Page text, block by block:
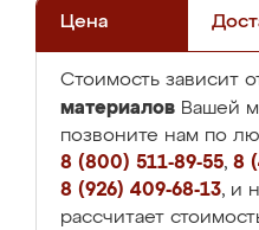
Цена
Стоимость зависит
материалов Вашей
позвоните нам по
8 (800) 511-89-55, 8
8 (926) 409-68-13, и
рассчитает